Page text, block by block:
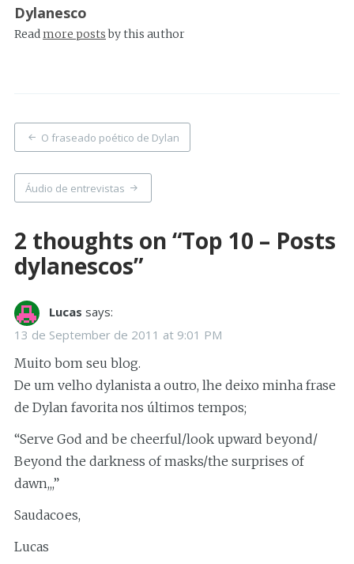
Dylanesco
Readmore postsby this author
Post
navigation
O fraseado poético de Dylan
Áudio de entrevistas
2 thoughts on “Top 10 – Posts
dylanescos”
Lucas says:
13 de September de 2011 at 9:01 PM
Muito bom seu blog.
De um velho dylanista a outro, lhe deixo minha frase
de Dylan favorita nos últimos tempos;
“Serve God and be cheerful/look upward beyond/
Beyond the darkness of masks/the surprises of
dawn,,,”
Saudacoes,
Lucas